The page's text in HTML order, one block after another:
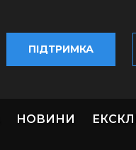
ПІДТРИМКА
НОВИНИ